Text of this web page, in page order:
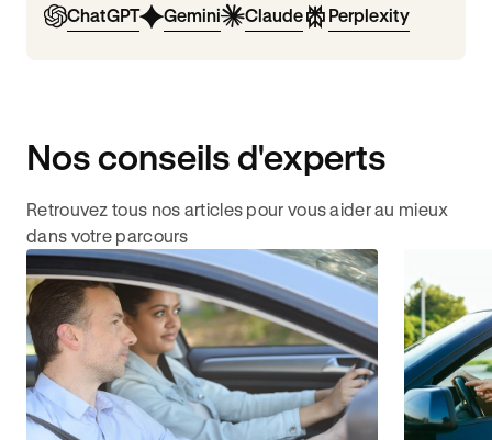
ChatGPT Gemini Claude Perplexity
Nos conseils d'experts
Retrouvez tous nos articles pour vous aider au mieux
dans votre parcours